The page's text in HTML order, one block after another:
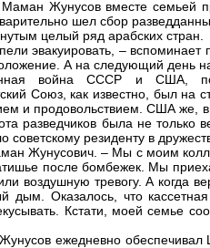
Жунусов вместе семьей
шел сбор
целый ряд арабских стран.
эвакуировать, –
А на следующий день
война СССР и США,
Союз, как известно, был на
и продовольствием. США же,
разведчиков была не
советскому резиденту в
Жунусович. – Мы с моим
после бомбежек. Мы
воздушную тревогу. А когда
дым. Оказалось, что
Кстати, моей семье
ежедневно